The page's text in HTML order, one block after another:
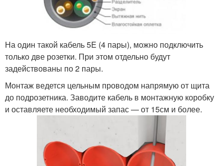
На один такой кабель 5E (4 пары), можно подключить
только две розетки. При этом отдельно будут
задействованы по 2 пары.
Монтаж ведется цельным проводом напрямую от щита
до подрозетника. Заводите кабель в монтажную коробку
и оставляете необходимый запас — от 15см и более.